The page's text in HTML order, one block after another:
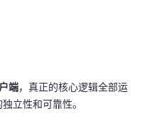
端，真正的核心逻辑全部运
立性和可靠性。